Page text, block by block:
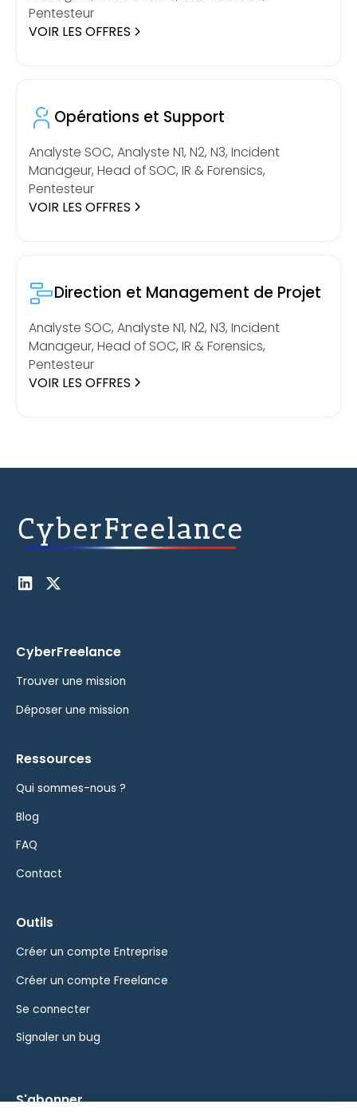
Pentesteur
VOIR LES OFFRES
Opérations et Support
Analyste SOC, Analyste N1, N2, N3, Incident
Manageur, Head of SOC, IR & Forensics,
Pentesteur
VOIR LES OFFRES
Direction et Management de Projet
Analyste SOC, Analyste N1, N2, N3, Incident
Manageur, Head of SOC, IR & Forensics,
Pentesteur
VOIR LES OFFRES
CyberFreelance
Trouver une mission
Déposer une mission
Ressources
Qui sommes-nous ?
Blog
FAQ
Contact
Outils
Créer un compte Entreprise
Créer un compte Freelance
Se connecter
Signaler un bug
S'abonner